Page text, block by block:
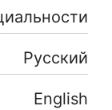
Русский
English